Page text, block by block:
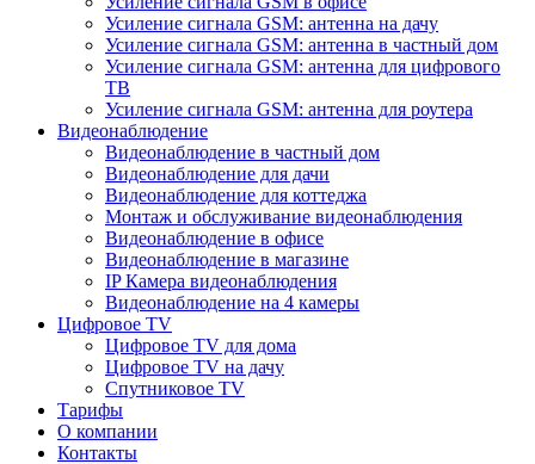
Усиление сигнала GSM: антенна на дачу
Усиление сигнала GSM: антенна в частный дом
Усиление сигнала GSM: антенна для цифрового
ТВ
Усиление сигнала GSM: антенна для роутера
Видеонаблюдение
Видеонаблюдение в частный дом
Видеонаблюдение для дачи
Видеонаблюдение для коттеджа
Монтаж и обслуживание видеонаблюдения
Видеонаблюдение в офисе
Видеонаблюдение в магазине
IP Камера видеонаблюдения
Видеонаблюдение на 4 камеры
Цифровое TV
Цифровое TV для дома
Цифровое TV на дачу
Спутниковое TV
Тарифы
О компании
Контакты